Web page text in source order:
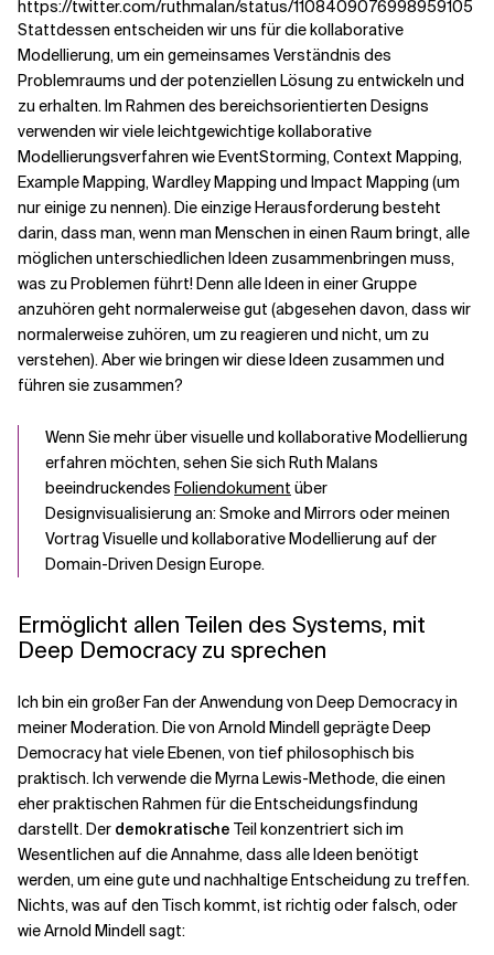
https://twitter.com/ruthmalan/status/1108409076998959105
Stattdessen entscheiden wir uns für die kollaborative
Modellierung, um ein gemeinsames Verständnis des
Problemraums und der potenziellen Lösung zu entwickeln und
zu erhalten. Im Rahmen des bereichsorientierten Designs
verwenden wir viele leichtgewichtige kollaborative
Modellierungsverfahren wie EventStorming, Context Mapping,
Example Mapping, Wardley Mapping und Impact Mapping (um
nur einige zu nennen). Die einzige Herausforderung besteht
darin, dass man, wenn man Menschen in einen Raum bringt, alle
möglichen unterschiedlichen Ideen zusammenbringen muss,
was zu Problemen führt! Denn alle Ideen in einer Gruppe
anzuhören geht normalerweise gut (abgesehen davon, dass wir
normalerweise zuhören, um zu reagieren und nicht, um zu
verstehen). Aber wie bringen wir diese Ideen zusammen und
führen sie zusammen?
Wenn Sie mehr über visuelle und kollaborative Modellierung
erfahren möchten, sehen Sie sich Ruth Malans
beeindruckendes Foliendokument über
Designvisualisierung an: Smoke and Mirrors oder meinen
Vortrag Visuelle und kollaborative Modellierung auf der
Domain-Driven Design Europe.
Ermöglicht allen Teilen des Systems, mit
Deep Democracy zu sprechen
Ich bin ein großer Fan der Anwendung von Deep Democracy in
meiner Moderation. Die von Arnold Mindell geprägte Deep
Democracy hat viele Ebenen, von tief philosophisch bis
praktisch. Ich verwende die Myrna Lewis-Methode, die einen
eher praktischen Rahmen für die Entscheidungsfindung
darstellt. Der demokratische Teil konzentriert sich im
Wesentlichen auf die Annahme, dass alle Ideen benötigt
werden, um eine gute und nachhaltige Entscheidung zu treffen.
Nichts, was auf den Tisch kommt, ist richtig oder falsch, oder
wie Arnold Mindell sagt: